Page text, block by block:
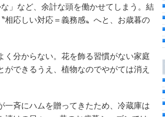
」など、余計な頭を働かせてしまう。結
相応しい対応＝義務感〟へと、お歳暮の
分からない。花を飾る習慣がない家庭
できるうえ、植物なのでやがては消え
斉にハムを贈ってきたため、冷蔵庫は